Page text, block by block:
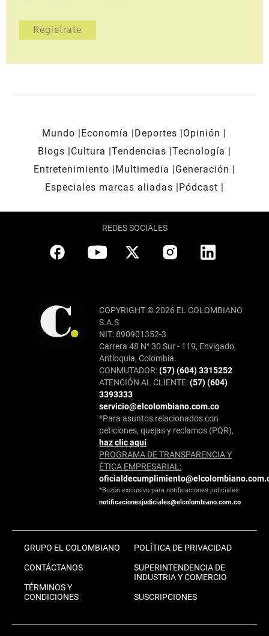
Mundo Economía Deportes
Opinión
Blogs
Cultura Tendencias Tecnología
Entretenimiento
Multimedia
Generación
Especiales marcas aliadas
Pódcast
REDES SOCIALES
COPYRIGHT © 2026 EL COLOMBIANO
S.A.S
NIT: 890901352-3
Carrera 48 N° 30 Sur - 119, Envigado,
Antioquia, Colombia.
CONMUTADOR:(57) (604) 3315252
ATENCIÓN AL CLIENTE:(57) (604)
3393333
servicio@elcolombiano.com.co
*Para asuntos relacionados con
peticiones, quejas y reclamos (PQR),
haz clic aquí
PROGRAMA DE TRANSPARENCIA Y
ÉTICA EMPRESARIAL:
*Buzón exclusivo para notificaciones judiciales:
notificacionesjudiciales@elcolombiano.com.co
GRUPO EL COLOMBIANO
CONTÁCTANOS
TÉRMINOS Y
CONDICIONES
POLÍTICA DE PRIVACIDAD
SUPERINTENDENCIA DE
INDUSTRIA Y COMERCIO
SUSCRIPCIONES